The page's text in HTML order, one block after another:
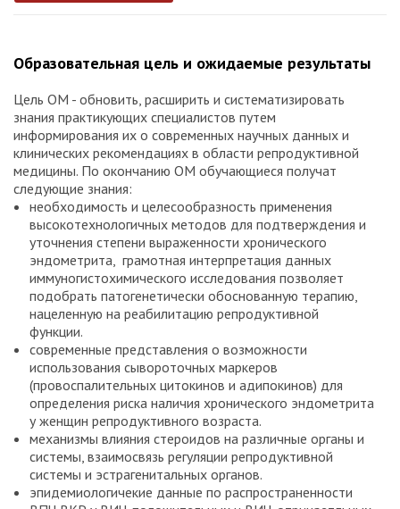
Образовательная цель и ожидаемые результаты
Цель ОМ - обновить, расширить и систематизировать
знания практикующих специалистов путем
информирования их о современных научных данных и
клинических рекомендациях в области репродуктивной
медицины. По окончанию ОМ обучающиеся получат
следующие знания:
необходимость и целесообразность применения
высокотехнологичных методов для подтверждения и
уточнения степени выраженности хронического
эндометрита, грамотная интерпретация данных
иммуногистохимического исследования позволяет
подобрать патогенетически обоснованную терапию,
нацеленную на реабилитацию репродуктивной
функции.
современные представления о возможности
использования сывороточных маркеров
(провоспалительных цитокинов и адипокинов) для
определения риска наличия хронического эндометрита
у женщин репродуктивного возраста.
механизмы влияния стероидов на различные органы и
системы, взаимосвязь регуляции репродуктивной
системы и эстрагенитальных органов.
эпидемиологичекие данные по распространенности